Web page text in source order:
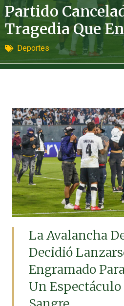
Partido
Tragedia Que
Deportes
La Avalancha
Decidió
Engramado
Un